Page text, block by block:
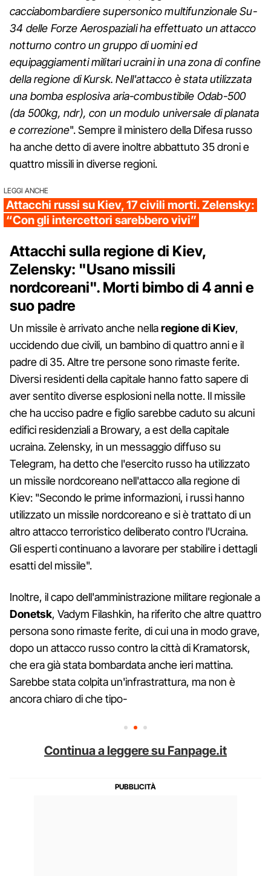
cacciabombardiere supersonico multifunzionale Su-
34 delle Forze Aerospaziali ha effettuato un attacco
notturno contro un gruppo di uomini ed
equipaggiamenti militari ucraini in una zona di confine
della regione di Kursk. Nell'attacco è stata utilizzata
una bomba esplosiva aria-combustibile Odab-500
(da 500kg, ndr), con un modulo universale di planata
e correzione". Sempre il ministero della Difesa russo
ha anche detto di avere inoltre abbattuto 35 droni e
quattro missili in diverse regioni.
LEGGI ANCHE
Attacchi russi su Kiev, 17 civili morti. Zelensky:
“Con gli intercettori sarebbero vivi”
Attacchi sulla regione di Kiev,
Zelensky: "Usano missili
nordcoreani". Morti bimbo di 4 anni e
suo padre
Un missile è arrivato anche nellaregione di Kiev,
uccidendo due civili, un bambino di quattro anni e il
padre di 35. Altre tre persone sono rimaste ferite.
Diversi residenti della capitale hanno fatto sapere di
aver sentito diverse esplosioni nella notte. Il missile
che ha ucciso padre e figlio sarebbe caduto su alcuni
edifici residenziali a Browary, a est della capitale
ucraina. Zelensky, in un messaggio diffuso su
Telegram, ha detto che l'esercito russo ha utilizzato
un missile nordcoreano nell'attacco alla regione di
Kiev: "Secondo le prime informazioni, i russi hanno
utilizzato un missile nordcoreano e si è trattato di un
altro attacco terroristico deliberato contro l'Ucraina.
Gli esperti continuano a lavorare per stabilire i dettagli
esatti del missile".
Inoltre, il capo dell'amministrazione militare regionale a
Donetsk, Vadym Filashkin, ha riferito che altre quattro
persona sono rimaste ferite, di cui una in modo grave,
dopo un attacco russo contro la città di Kramatorsk,
che era già stata bombardata anche ieri mattina.
Sarebbe stata colpita un'infrastrattura, ma non è
ancora chiaro di che tipo-
Continua a leggere su Fanpage.it